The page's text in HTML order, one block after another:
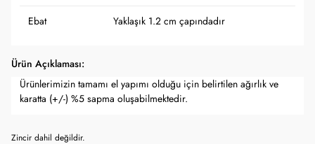
Ebat Yaklaşık 1.2 cm çapındadır
Ürün Açıklaması:
Ürünlerimizin tamamı el yapımı olduğu için belirtilen ağırlık ve
karatta (+/-) %5 sapma oluşabilmektedir.
Zincir dahil değildir.